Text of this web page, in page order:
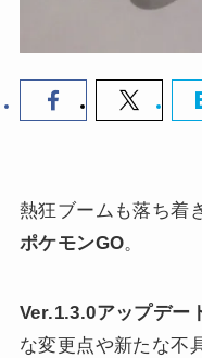
熱狂ブームも落ち着
ポケモンGO。
Ver.1.3.0アップデー
な変更点や新たな不